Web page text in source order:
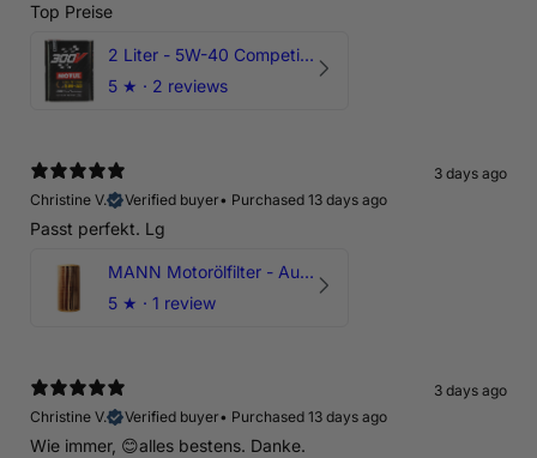
Top Preise
2 Liter - 5W-40 Competition 300V Motul Motoröl
5 ★ · 2 reviews
3 days ago
Christine V.
Verified buyer• Purchased 13 days ago
Passt perfekt. Lg
MANN Motorölfilter - Audi RS3 TTRS RSQ3 VZ5 - DAZ DNW
5 ★ · 1 review
3 days ago
Christine V.
Verified buyer• Purchased 13 days ago
Wie immer, 😊alles bestens. Danke.